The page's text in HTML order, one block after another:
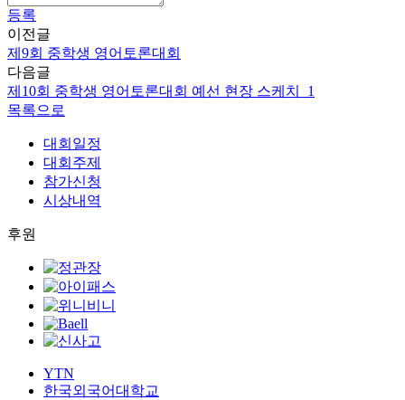
등록
이전글
제9회 중학생 영어토론대회
다음글
제10회 중학생 영어토론대회 예선 현장 스케치_1
목록으로
대회일정
대회주제
참가신청
시상내역
후원
YTN
한국외국어대학교